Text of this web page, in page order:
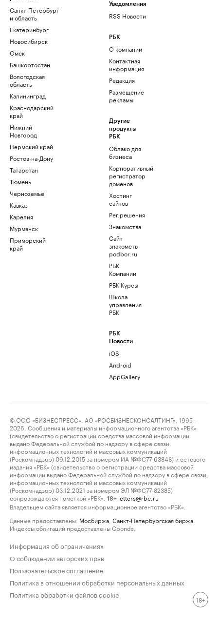
Санкт-Петербург
и область
Екатеринбург
Новосибирск
Омск
Башкортостан
Вологодская
область
Калининград
Краснодарский
край
Нижний
Новгород
Пермский край
Ростов-на-Дону
Татарстан
Тюмень
Черноземье
Кавказ
Карелия
Мурманск
Приморский
край
Уведомления
RSS Новости
РБК
О компании
Контактная
информация
Редакция
Размещение
рекламы
Другие
продукты
РБК
Облако для
бизнеса
Корпоративный
регистратор
доменов
Хостинг
сайтов
Рег.решения
Знакомства
Сайт
знакомств
podbor.ru
РБК
Компании
РБК Курсы
Школа
управления
РБК
РБК
Новости
iOS
Android
AppGallery
© ООО «БИЗНЕСПРЕСС», АО «РОСБИЗНЕСКОНСАЛТИНГ», 1995–
2026. Сообщения и материалы информационного агентства «РБК»
(свидетельство о регистрации средства массовой информации
выдано Федеральной службой по надзору в сфере связи,
информационных технологий и массовых коммуникаций
(Роскомнадзор) 09.12.2015 за номером ИА №ФС77-63848) и сетевого
издания «РБК» (свидетельство о регистрации средства массовой
информации выдано Федеральной службой по надзору в сфере связи,
информационных технологий и массовых коммуникаций
(Роскомнадзор) 03.12.2021 за номером ЭЛ №ФС77-82385)
сопровождаются пометкой «РБК».
18+ letters@rbc.ru
Владельцем сайта является информационное агентство «РБК».
Данные предоставлены: Мосбиржа Санкт-Петербургская биржа
Индексы облигаций предоставлены Cbonds.
Информация об ограничениях
О соблюдении авторских прав
Пользовательское соглашение
Политика в отношении обработки персональных данных
Политика обработки файлов cookie
18+